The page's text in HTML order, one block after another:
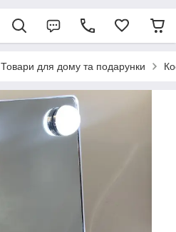
Товари для дому та подарунки